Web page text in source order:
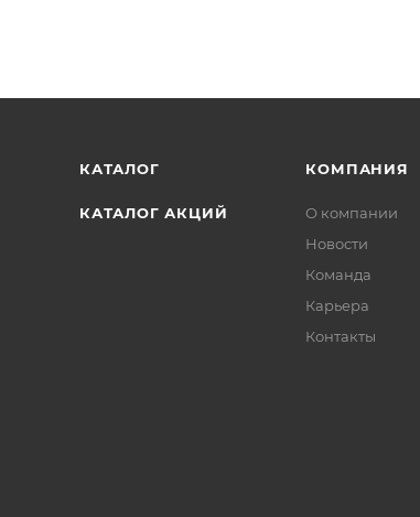
КАТАЛОГ
КАТАЛОГ АКЦИЙ
КОМПАНИЯ
О компании
Новости
Команда
Карьера
Контакты